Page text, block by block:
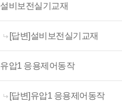
설비보전실기교재
[답변]설비보전실기교재
유압1 응용제어동작
[답변]유압1 응용제어동작